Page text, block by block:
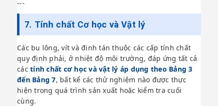
---
7. Tính chất Cơ học và Vật lý
Các bu lông, vít và đinh tán thuộc các cấp tính chất
quy định phải, ở nhiệt độ môi trường, đáp ứng tất cả
các tính chất cơ học và vật lý áp dụng theo Bảng 3
đến Bảng 7, bất kể các thử nghiệm nào được thực
hiện trong quá trình sản xuất hoặc kiểm tra cuối
cùng.